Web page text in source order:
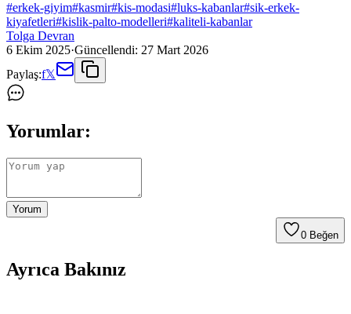
#erkek-giyim#kasmir#kis-modasi#luks-kabanlar#sik-erkek-
kiyafetleri#kislik-palto-modelleri#kaliteli-kabanlar
Tolga Devran
6 Ekim 2025·Güncellendi: 27 Mart 2026
Paylaş:f𝕏
Yorumlar:
Yorum
0 Beğen
Ayrıca Bakınız